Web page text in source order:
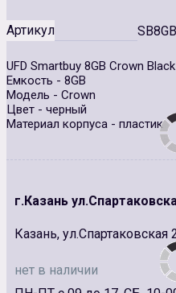
Артикул
UFD Smartbuy 8GB Crown Black
Емкость - 8GB
Модель - Crown
Цвет - черный
Материал корпуса - пластик
г.Казань
Казань, ул.Спартаковская
нет в наличии